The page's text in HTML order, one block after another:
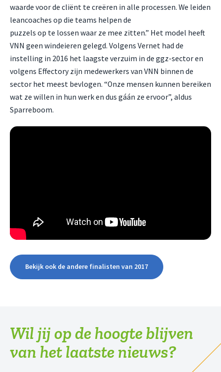
waarde voor de cliënt te creëren in alle processen. We leiden
leancoaches op die teams helpen de
puzzels op te lossen waar ze mee zitten.” Het model heeft
VNN geen windeieren gelegd. Volgens Vernet had de
instelling in 2016 het laagste verzuim in de ggz-sector en
volgens Effectory zijn medewerkers van VNN binnen de
sector het meest bevlogen. “Onze mensen kunnen bereiken
wat ze willen in hun werk en dus gáán ze ervoor”, aldus
Sparreboom.
Bekijk ook de andere finalisten van 2017
Wil jij op de hoogte blijven
van het laatste nieuws?